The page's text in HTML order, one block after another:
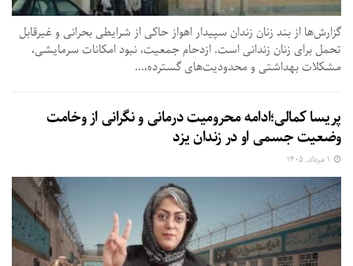
گزارش‌ها از بند زنان زندان سپیدار اهواز حاکی از شرایطی بحرانی و غیرقابل
تحمل برای زنان زندانی است. ازدحام جمعیت، نبود امکانات سرمایشی،
مشکلات بهداشتی و محدودیت‌های گسترده،...
پریسا کمالی؛ادامه محرومیت درمانی و نگرانی از وخامت
وضعیت جسمی او در زندان یزد